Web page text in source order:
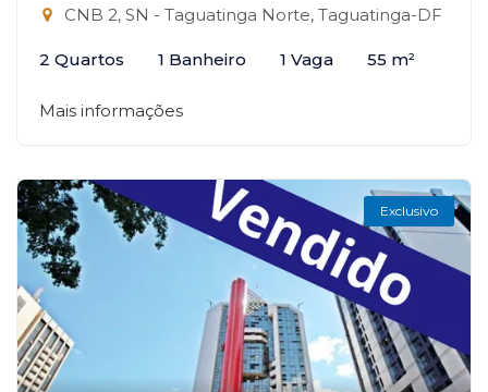
CNB 2, SN - Taguatinga Norte, Taguatinga-DF
2 Quartos 1 Banheiro 1 Vaga 55 m²
Mais informações
Exclusivo